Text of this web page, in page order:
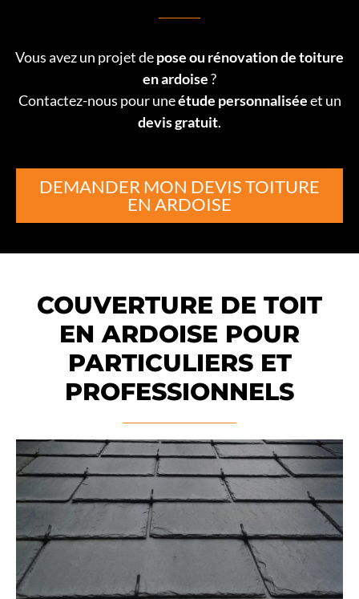
Vous avez un projet depose ou rénovation de toiture
en ardoise?
Contactez-nous pour uneétude personnaliséeet un
devis gratuit.
DEMANDER MON DEVIS TOITURE
EN ARDOISE
COUVERTURE DE TOIT
EN ARDOISE POUR
PARTICULIERS ET
PROFESSIONNELS